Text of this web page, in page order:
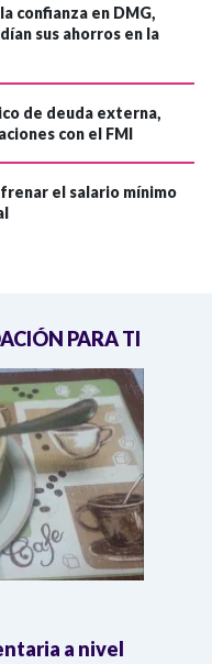
confianza en DMG,
sus ahorros en la
de deuda externa,
con el FMI
el salario mínimo
PARA TI
a nivel